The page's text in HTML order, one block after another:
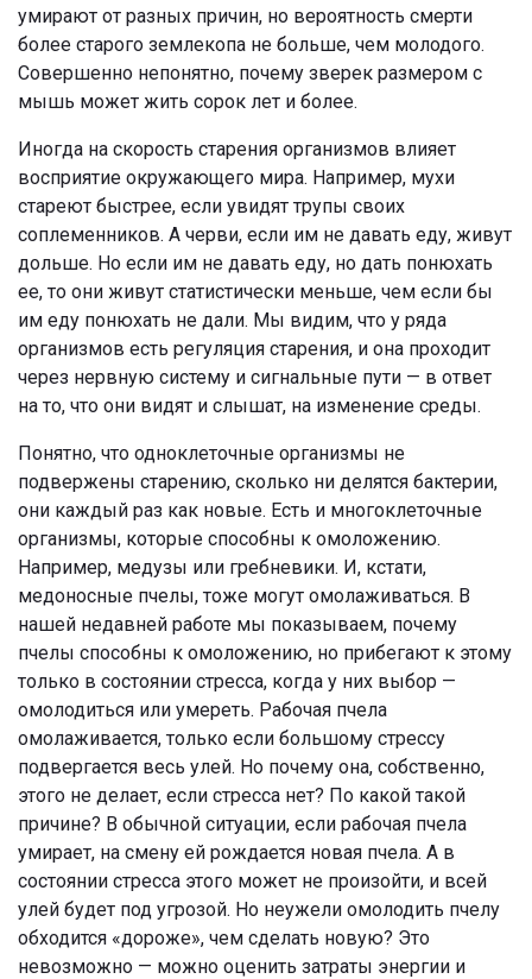
умирают от разных причин, но вероятность смерти
более старого землекопа не больше, чем молодого.
Совершенно непонятно, почему зверек размером с
мышь может жить сорок лет и более.
Иногда на скорость старения организмов влияет
восприятие окружающего мира. Например, мухи
стареют быстрее, если увидят трупы своих
соплеменников. А черви, если им не давать еду, живут
дольше. Но если им не давать еду, но дать понюхать
ее, то они живут статистически меньше, чем если бы
им еду понюхать не дали. Мы видим, что у ряда
организмов есть регуляция старения, и она проходит
через нервную систему и сигнальные пути — в ответ
на то, что они видят и слышат, на изменение среды.
Понятно, что одноклеточные организмы не
подвержены старению, сколько ни делятся бактерии,
они каждый раз как новые. Есть и многоклеточные
организмы, которые способны к омоложению.
Например, медузы или гребневики. И, кстати,
медоносные пчелы, тоже могут омолаживаться. В
нашей недавней работе мы показываем, почему
пчелы способны к омоложению, но прибегают к этому
только в состоянии стресса, когда у них выбор —
омолодиться или умереть. Рабочая пчела
омолаживается, только если большому стрессу
подвергается весь улей. Но почему она, собственно,
этого не делает, если стресса нет? По какой такой
причине? В обычной ситуации, если рабочая пчела
умирает, на смену ей рождается новая пчела. А в
состоянии стресса этого может не произойти, и всей
улей будет под угрозой. Но неужели омолодить пчелу
обходится «дороже», чем сделать новую? Это
невозможно — можно оценить затраты энергии и